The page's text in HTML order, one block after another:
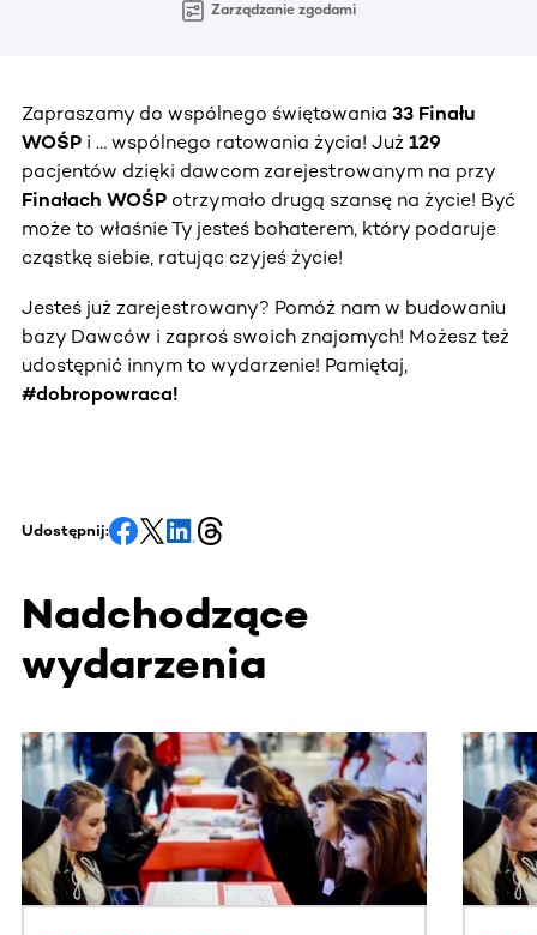
Zarządzanie zgodami
Zapraszamy do wspólnego świętowania 33 Finału
WOŚP i … wspólnego ratowania życia! Już 129
pacjentów dzięki dawcom zarejestrowanym na przy
Finałach WOŚP otrzymało drugą szansę na życie! Być
może to właśnie Ty jesteś bohaterem, który podaruje
cząstkę siebie, ratując czyjeś życie!
Jesteś już zarejestrowany? Pomóż nam w budowaniu
bazy Dawców i zaproś swoich znajomych! Możesz też
udostępnić innym to wydarzenie! Pamiętaj,
#dobropowraca!
Udostępnij:
Nadchodzące
wydarzenia
Ta sekcja zawiera treści przewijane w poziomie. Użyj